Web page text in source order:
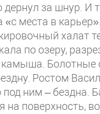
за шнур. И
места в
халат
по озеру,
Болотные
Ростом
ним – бездна.
поверхность,